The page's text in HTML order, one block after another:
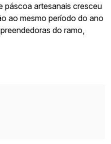
páscoa artesanais cresceu
ao mesmo período do ano
do ramo,